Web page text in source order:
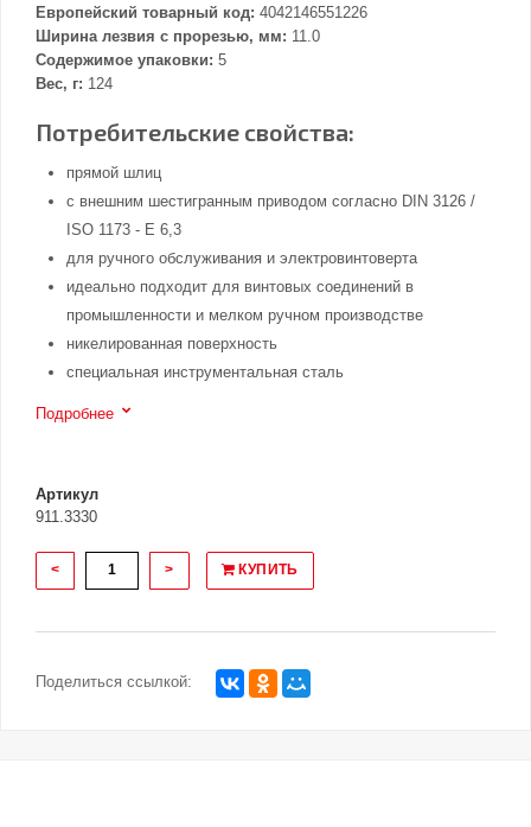
Европейский товарный код: 4042146551226
Ширина лезвия с прорезью, мм: 11.0
Содержимое упаковки: 5
Вес, г: 124
Потребительские свойства:
прямой шлиц
с внешним шестигранным приводом согласно DIN 3126 /
ISO 1173 - E 6,3
для ручного обслуживания и электровинтоверта
идеально подходит для винтовых соединений в
промышленности и мелком ручном производстве
никелированная поверхность
специальная инструментальная сталь
Подробнее
Артикул
911.3330
< > КУПИТЬ
Поделиться ссылкой: